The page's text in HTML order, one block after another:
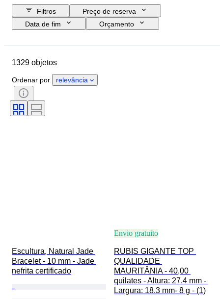
Filtros
Preço de reserva
Data de fim
Orçamento
País de origem
Estado
Pedra
Certificação
Assinatura
Cor exata
1329 objetos
Ordenar por relevância
Escultura, Natural Jade
Bracelet - 10 mm - Jade
nefrita certificado
Envio gratuito
RUBIS GIGANTE TOP
QUALIDADE
MAURITÂNIA - 40,00
quilates - Altura: 27.4 mm -
Largura: 18.3 mm- 8 g - (1)